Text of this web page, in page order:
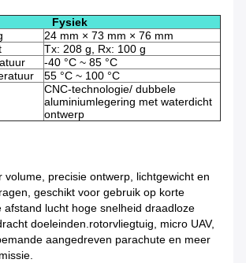
Fysiek
24 mm × 73 mm × 76 mm
Tx: 208 g, Rx: 100 g
-40 °C ~ 85 °C
55 °C ~ 100 °C
CNC-technologie/ dubbele
aluminiumlegering met waterdicht
ontwerp
volume, precisie ontwerp, lichtgewicht en
geschikt voor gebruik op korte
afstand lucht hoge snelheid draadloze
doeleinden.rotorvliegtuig, micro UAV,
aangedreven parachute en meer